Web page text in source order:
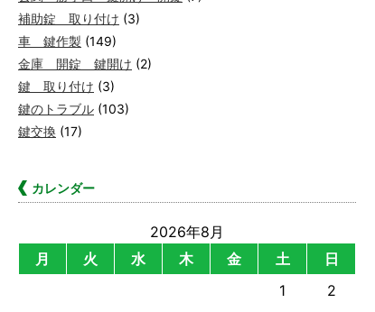
補助錠 取り付け (3)
車 鍵作製 (149)
金庫 開錠 鍵開け (2)
鍵 取り付け (3)
鍵のトラブル (103)
鍵交換 (17)
カレンダー
2026年8月
月
火 水 木 金 土
日
1
2